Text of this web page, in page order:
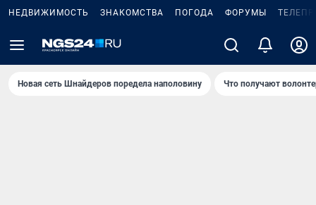
НЕДВИЖИМОСТЬ ЗНАКОМСТВА ПОГОДА ФОРУМЫ
Новая сеть Шнайдеров поредела наполовину Что получают